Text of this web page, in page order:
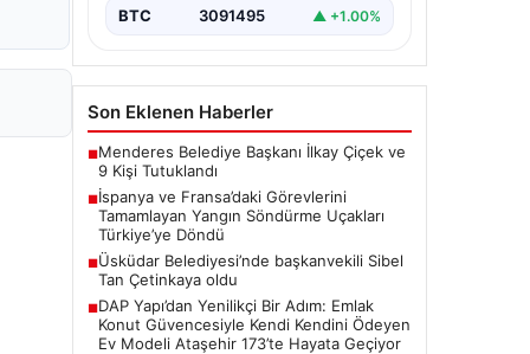
BTC 3091495 ▲ +1.00%
Son Eklenen Haberler
■Menderes Belediye Başkanı İlkay Çiçek ve
9 Kişi Tutuklandı
■İspanya ve Fransa’daki Görevlerini
Tamamlayan Yangın Söndürme Uçakları
Türkiye’ye Döndü
■Üsküdar Belediyesi’nde başkanvekili Sibel
Tan Çetinkaya oldu
■DAP Yapı’dan Yenilikçi Bir Adım: Emlak
Konut Güvencesiyle Kendi Kendini Ödeyen
Ev Modeli Ataşehir 173’te Hayata Geçiyor